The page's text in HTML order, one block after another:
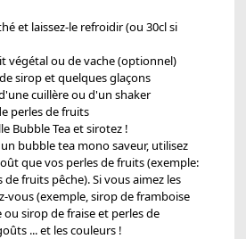
et laissez-le refroidir (ou 30cl si
végétal ou de vache (optionnel)
sirop et quelques glaçons
cuillère ou d'un shaker
perles de fruits
Bubble Tea et sirotez !
bubble tea mono saveur, utilisez
que vos perles de fruits (exemple:
fruits pêche). Si vous aimez les
vous (exemple, sirop de framboise
sirop de fraise et perles de
... et les couleurs !